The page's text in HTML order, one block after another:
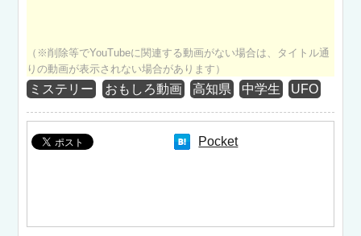
（※削除等でYouTubeに関連する動画がない場合は、タイトル通
りの動画が表示されない場合があります）
ミステリー おもしろ動画 高知県 中学生 UFO
Pocket